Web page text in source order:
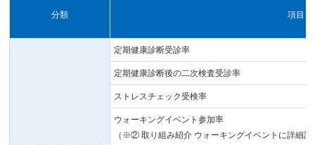
分類 項目
定期健康診断受診率
定期健康診断後の二次検査受診率
ストレスチェック受検率
ウォーキングイベント参加率
（※② 取り組み紹介 ウォーキングイベントに詳細記